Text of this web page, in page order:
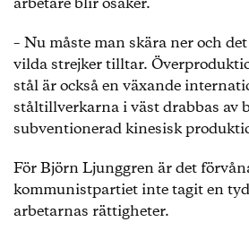
– Nu måste man skära ner och
vilda strejker tilltar.
stål är också en växande
ståltillverkarna i väst drabbas av
subventionerad kinesisk
För Björn Ljunggren är det
kommunistpartiet inte tagit en
arbetarnas rättigheter.